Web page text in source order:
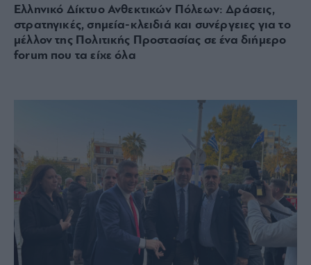
Ελληνικό Δίκτυο Ανθεκτικών Πόλεων: Δράσεις,
στρατηγικές, σημεία-κλειδιά και συνέργειες για το
μέλλον της Πολιτικής Προστασίας σε ένα διήμερο
forum που τα είχε όλα